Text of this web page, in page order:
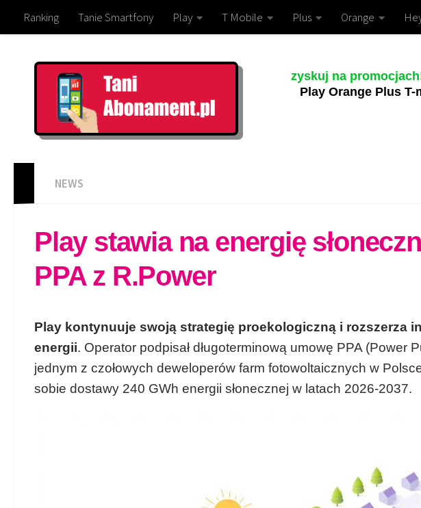
Ranking Tanie Smartfony Play T Mobile Plus Orange
zyskuj na
Play Orange Plus
NEWS
Play stawia na energię
PPA z R.Power
Play kontynuuje swoją strategię proekologiczną i rozszerza
energii. Operator podpisał długoterminową umowę PPA (Power
jednym z czołowych deweloperów farm fotowoltaicznych w
sobie dostawy 240 GWh energii słonecznej w latach 2026-2037.